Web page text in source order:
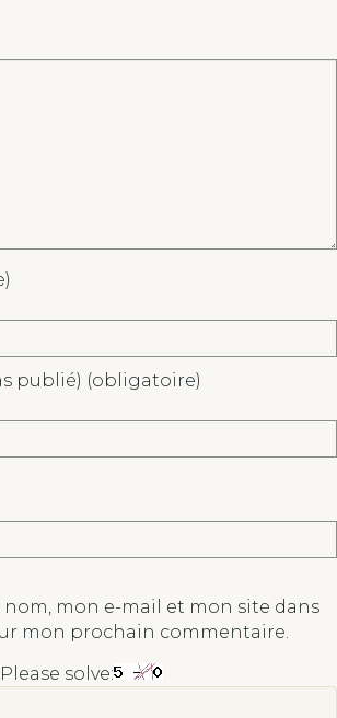
publié) (obligatoire)
mon e-mail et mon site dans
mon prochain commentaire.
solve: